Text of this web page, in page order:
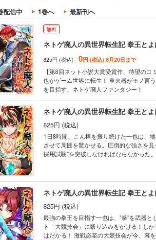
配信中 1巻へ 最新刊へ
無料
825円 (税込) 0円 (税込) 8月20日まで
【第8回ネット小説大賞受賞作、待望の
也がゲーム世界に転生！ 重火器がモノ言
を目指す、ネトゲ廃人ファンタジー！
825円 (税込)
1日8時間、こん棒を振り続けた一也は、
させて周囲を驚かせる。圧倒的な強さを
採用試験”を突破しなければならなかった
825円 (税込)
最強の拳王を目指す一也は、"拳"を武器
ト「大競技会」に殴り込みをかける！し
はだかる！ 激戦必至の大競技会が今、幕